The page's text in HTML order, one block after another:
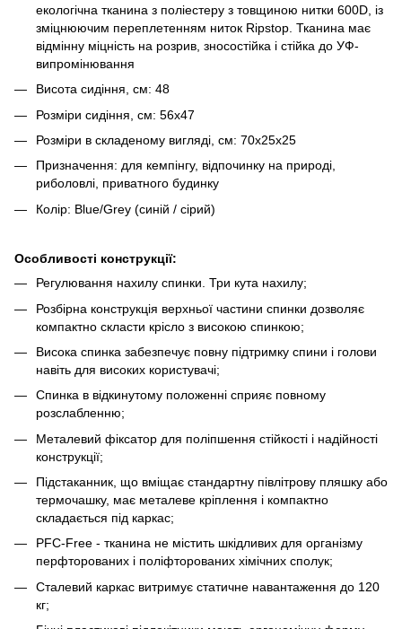
екологічна тканина з поліестеру з товщиною нитки 600D, із
зміцнюючим переплетенням ниток Ripstop. Тканина має
відмінну міцність на розрив, зносостійка і стійка до УФ-
випромінювання
Висота сидіння, см: 48
Розміри сидіння, см: 56х47
Розміри в складеному вигляді, см: 70х25х25
Призначення: для кемпінгу, відпочинку на природі,
риболовлі, приватного будинку
Колір: Blue/Grey (синій / сірий)
Особливості конструкції:
Регулювання нахилу спинки. Три кута нахилу;
Розбірна конструкція верхньої частини спинки дозволяє
компактно скласти крісло з високою спинкою;
Висока спинка забезпечує повну підтримку спини і голови
навіть для високих користувачі;
Спинка в відкинутому положенні сприяє повному
розслабленню;
Металевий фіксатор для поліпшення стійкості і надійності
конструкції;
Підстаканник, що вміщає стандартну півлітрову пляшку або
термочашку, має металеве кріплення і компактно
складається під каркас;
PFC-Free - тканина не містить шкідливих для організму
перфторованих і поліфторованих хімічних сполук;
Сталевий каркас витримує статичне навантаження до 120
кг;